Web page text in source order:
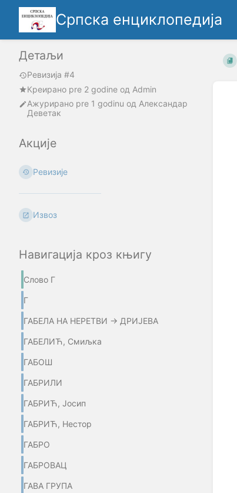
Српска енциклопедија
Детаљи
Ревизија #4
Креирано pre 2 godine oд Admin
Ажурирано pre 1 godinu од Александар
Деветак
Акције
Ревизије
Извоз
Навигација кроз књигу
Слово Г
Г
ГАБЕЛА НА НЕРЕТВИ → ДРИЈЕВА
ГАБЕЛИЋ, Смиљка
ГАБОШ
ГАБРИЛИ
ГАБРИЋ, Јосип
ГАБРИЋ, Нестор
ГАБРО
ГАБРОВАЦ
ГАВА ГРУПА